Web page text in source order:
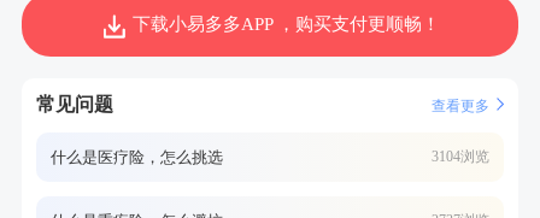
下载小易多多APP ，购买支付更顺畅！
常见问题 查看更多
什么是医疗险，怎么挑选 3104浏览